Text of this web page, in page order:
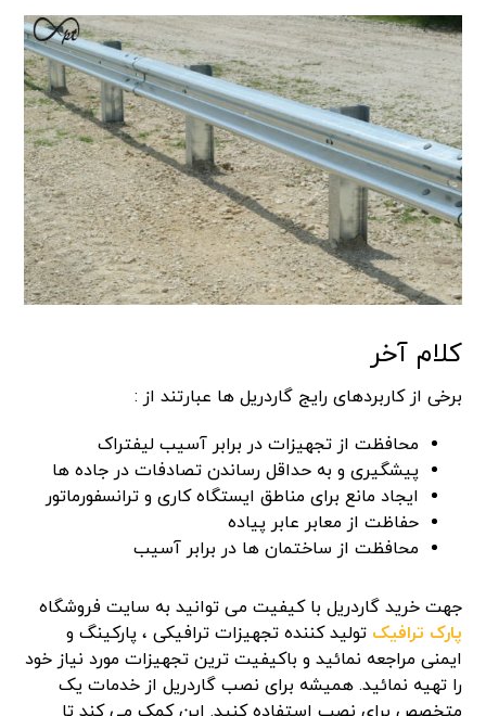
کلام آخر
برخی از کاربردهای رایج گاردریل ها عبارتند از :
محافظت از تجهیزات در برابر آسیب لیفتراک
پیشگیری و به حداقل رساندن تصادفات در جاده ها
ایجاد مانع برای مناطق ایستگاه کاری و ترانسفورماتور
حفاظت از معابر عابر پیاده
محافظت از ساختمان ها در برابر آسیب
جهت خرید گاردریل با کیفیت می توانید به سایت فروشگاه
پارک ترافیک تولید کننده تجهیزات ترافیکی ، پارکینگ و
ایمنی مراجعه نمائید و باکیفیت ترین تجهیزات مورد نیاز خود
را تهیه نمائید. همیشه برای نصب گاردریل از خدمات یک